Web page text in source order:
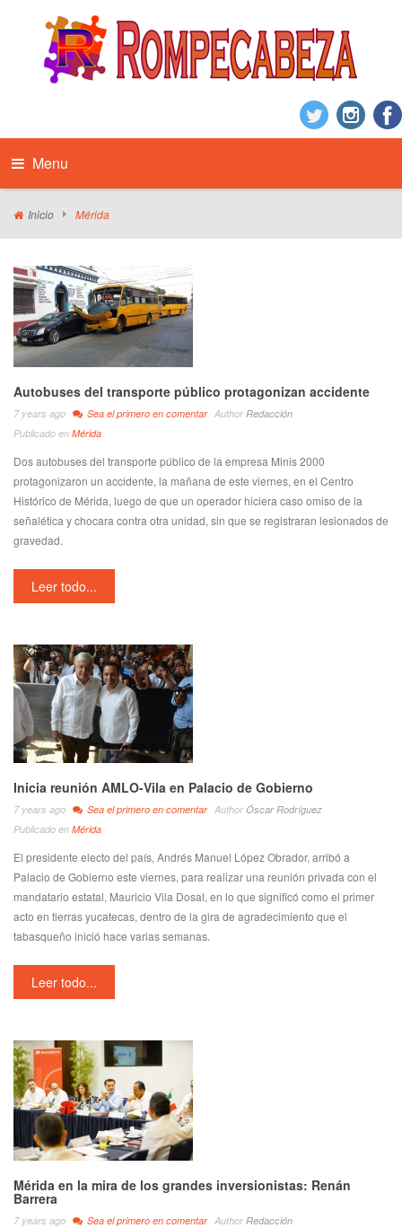
Menu
Inicio Mérida
Autobuses del transporte público protagonizan accidente
7 years ago Sea el primero en comentar Author Redacción
Publicado en Mérida
Dos autobuses del transporte público de la empresa Minis 2000
protagonizaron un accidente, la mañana de este viernes, en el Centro
Histórico de Mérida, luego de que un operador hiciera caso omiso de la
señalética y chocara contra otra unidad, sin que se registraran lesionados de
gravedad.
Leer todo...
Inicia reunión AMLO-Vila en Palacio de Gobierno
7 years ago Sea el primero en comentar Author Óscar Rodríguez
Publicado en Mérida
El presidente electo del país, Andrés Manuel López Obrador, arribó a
Palacio de Gobierno este viernes, para realizar una reunión privada con el
mandatario estatal, Mauricio Vila Dosal, en lo que significó como el primer
acto en tierras yucatecas, dentro de la gira de agradecimiento que el
tabasqueño inició hace varias semanas.
Leer todo...
Mérida en la mira de los grandes inversionistas: Renán
Barrera
7 years ago Sea el primero en comentar Author Redacción